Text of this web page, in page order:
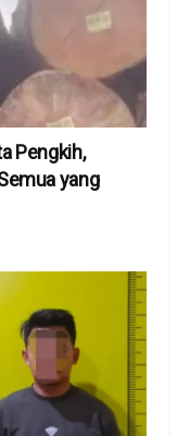
Pengkih,
yang